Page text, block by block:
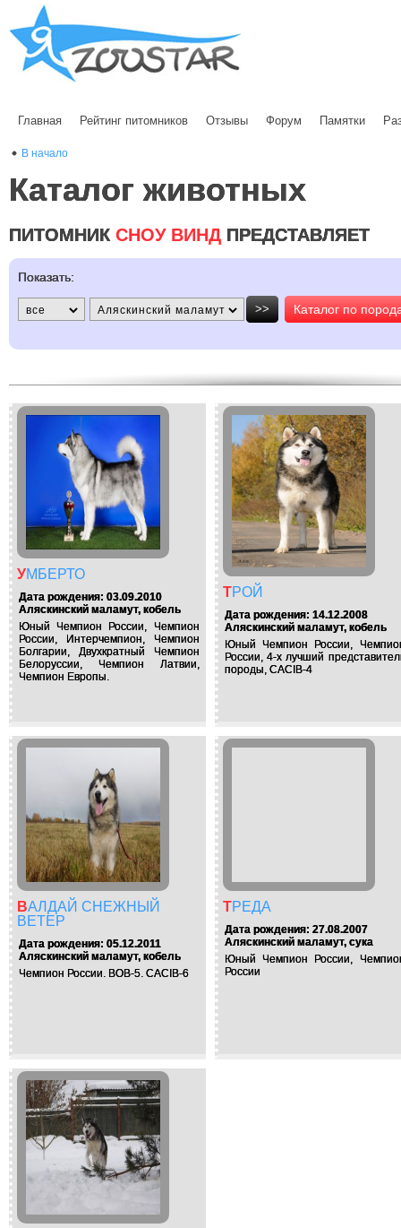
Главная Рейтинг питомников Отзывы Форум Памятки
В начало
Каталог животных
ПИТОМНИК СНОУ ВИНД ПРЕДСТАВЛЯЕТ
Показать:
>> Каталог по
УМБЕРТО
Дата рождения: 03.09.2010
Аляскинский маламут, кобель
Юный Чемпион России, Чемпион
России, Интерчемпион, Чемпион
Болгарии, Двухкратный Чемпион
Белоруссии, Чемпион Латвии,
Чемпион Европы.
ТРОЙ
Дата рождения: 14.12.2008
Аляскинский маламут, кобель
Юный Чемпион России,
России, 4-х лучший
породы, CACIB-4
ВАЛДАЙ СНЕЖНЫЙ
ВЕТЕР
Дата рождения: 05.12.2011
Аляскинский маламут, кобель
Чемпион России. BOB-5. CACIB-6
ТРЕДА
Дата рождения: 27.08.2007
Аляскинский маламут, сука
Юный Чемпион России,
России